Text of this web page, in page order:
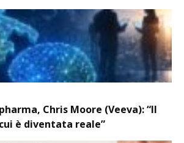
Chris Moore (Veeva): “Il
cui è diventata reale”